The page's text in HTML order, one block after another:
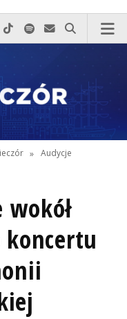
do nas zadzwoń
na Facebook-u
nas na X
Odwiedź nas na Instagram-ie
Odwiedź nas na TikTok-u
Szukaj nas na Spotify
Wyślij do nas
Szukaj
» Audycje
koncertu